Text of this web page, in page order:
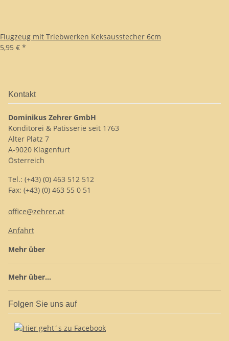
Flugzeug mit Triebwerken Keksausstecher 6cm
5,95 € *
Kontakt
Dominikus Zehrer GmbH
Konditorei & Patisserie seit 1763
Alter Platz 7
A-9020 Klagenfurt
Österreich
Tel.: (+43) (0) 463 512 512
Fax: (+43) (0) 463 55 0 51
office@zehrer.at
Anfahrt
Mehr über
Mehr über...
Folgen Sie uns auf